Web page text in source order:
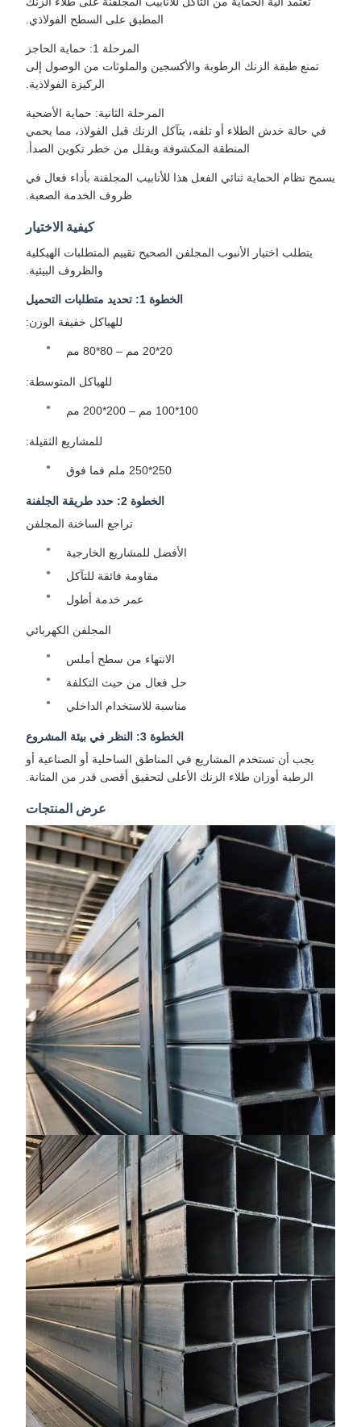
المطبق على السطح الفولاذي.
المرحلة 1: حماية الحاجز
تمنع طبقة الزنك الرطوبة والأكسجين والملوثات من الوصول إلى
الركيزة الفولاذية.
المرحلة الثانية: حماية الأضحية
في حالة خدش الطلاء أو تلفه، يتآكل الزنك قبل الفولاذ، مما يحمي
المنطقة المكشوفة ويقلل من خطر تكوين الصدأ.
يسمح نظام الحماية ثنائي الفعل هذا للأنابيب المجلفنة بأداء فعال في
ظروف الخدمة الصعبة.
كيفية الاختيار
يتطلب اختيار الأنبوب المجلفن الصحيح تقييم المتطلبات الهيكلية
والظروف البيئية.
الخطوة 1: تحديد متطلبات التحميل
للهياكل خفيفة الوزن:
للهياكل المتوسطة:
للمشاريع الثقيلة:
الخطوة 2: حدد طريقة الجلفنة
تراجع الساخنة المجلفن
الأفضل للمشاريع الخارجية
مقاومة فائقة للتآكل
عمر خدمة أطول
المجلفن الكهربائي
الانتهاء من سطح أملس
حل فعال من حيث التكلفة
مناسبة للاستخدام الداخلي
الخطوة 3: النظر في بيئة المشروع
يجب أن تستخدم المشاريع في المناطق الساحلية أو الصناعية أو
الرطبة أوزان طلاء الزنك الأعلى لتحقيق أقصى قدر من المتانة.
عرض المنتجات